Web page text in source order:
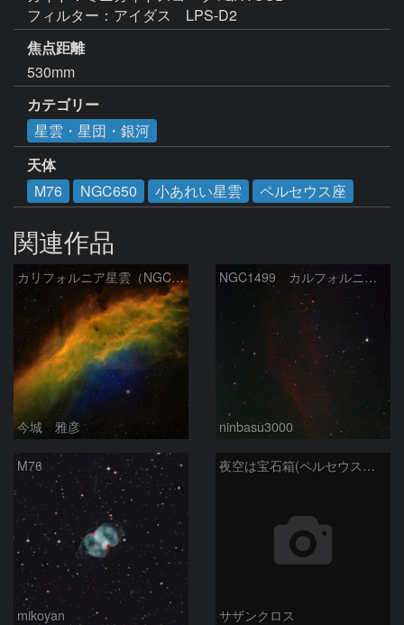
フィルター：アイダス　LPS-D2
焦点距離
530mm
カテゴリー
星雲・星団・銀河
天体
M76
NGC650 小あれい星雲 ペルセウス座
関連作品
カリフォルニア星雲（NGC 1499）
今城 雅彦
NGC1499 カルフォルニア星雲
ninbasu3000
M76
mikoyan
夜空は宝石箱(ペルセウス座 NGC1491) Seestar50
サザンクロス